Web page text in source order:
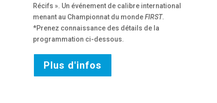
Récifs ». Un événement de calibre international
menant au Championnat du mondeFIRST.
*Prenez connaissance des détails de la
programmation ci-dessous.
Plus d'infos